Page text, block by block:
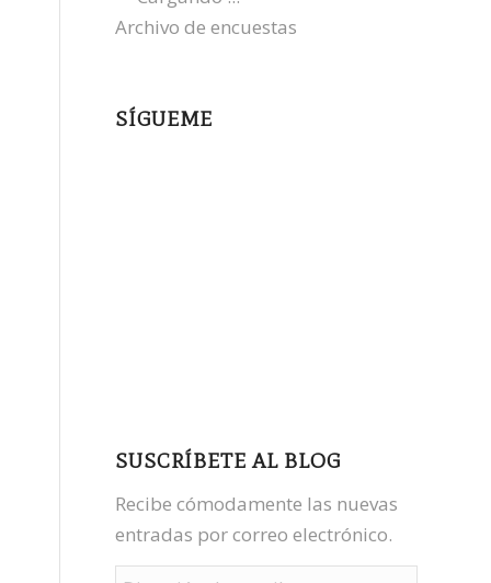
Archivo de encuestas
SÍGUEME
SUSCRÍBETE AL BLOG
Recibe cómodamente las nuevas
entradas por correo electrónico.